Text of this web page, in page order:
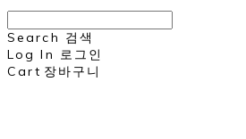
Search 검색
Log In 로그인
Cart 장바구니